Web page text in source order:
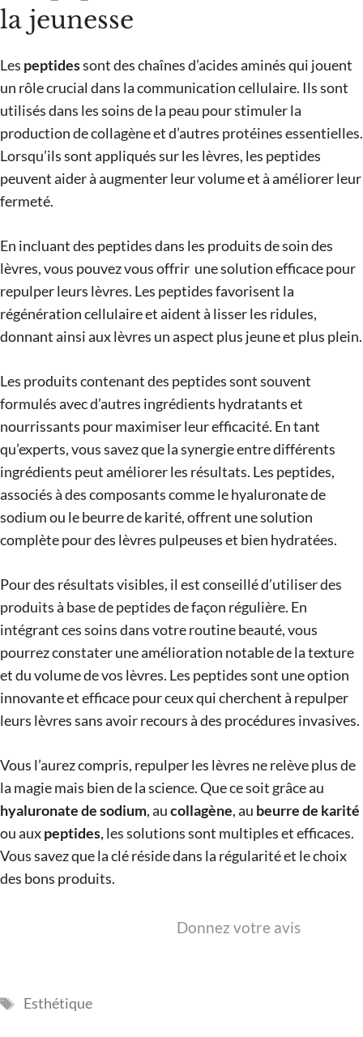
la jeunesse
Les peptidessont des chaînes d’acides aminés qui jouent
un rôle crucial dans la communication cellulaire. Ils sont
utilisés dans les soins de la peau pour stimuler la
production de collagène et d’autres protéines essentielles.
Lorsqu’ils sont appliqués sur les lèvres, les peptides
peuvent aider à augmenter leur volume et à améliorer leur
fermeté.
En incluant des peptides dans les produits de soin des
lèvres, vous pouvez vous offrir une solution efficace pour
repulper leurs lèvres. Les peptides favorisent la
régénération cellulaire et aident à lisser les ridules,
donnant ainsi aux lèvres un aspect plus jeune et plus plein.
Les produits contenant des peptides sont souvent
formulés avec d’autres ingrédients hydratants et
nourrissants pour maximiser leur efficacité. En tant
qu’experts, vous savez que la synergie entre différents
ingrédients peut améliorer les résultats. Les peptides,
associés à des composants comme le hyaluronate de
sodium ou le beurre de karité, offrent une solution
complète pour des lèvres pulpeuses et bien hydratées.
Pour des résultats visibles, il est conseillé d’utiliser des
produits à base de peptides de façon régulière. En
intégrant ces soins dans votre routine beauté, vous
pourrez constater une amélioration notable de la texture
et du volume de vos lèvres. Les peptides sont une option
innovante et efficace pour ceux qui cherchent à repulper
leurs lèvres sans avoir recours à des procédures invasives.
Vous l’aurez compris, repulper les lèvres ne relève plus de
la magie mais bien de la science. Que ce soit grâce au
hyaluronate de sodium, aucollagène, au beurre de karité
ou auxpeptides, les solutions sont multiples et efficaces.
Vous savez que la clé réside dans la régularité et le choix
des bons produits.
Donnez votre avis
Étiquettes
Esthétique